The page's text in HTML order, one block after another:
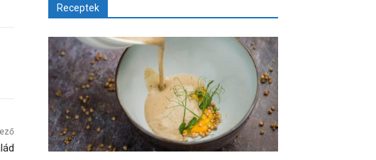
Receptek